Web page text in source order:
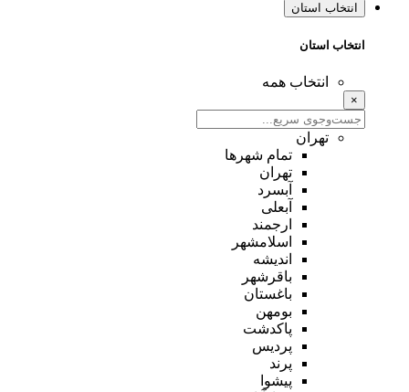
انتخاب استان
انتخاب استان
انتخاب همه
×
تهران
تمام شهر‌ها
تهران
آبسرد
آبعلی
ارجمند
اسلامشهر
اندیشه
باقرشهر
باغستان
بومهن
پاکدشت
پردیس
پرند
پیشوا